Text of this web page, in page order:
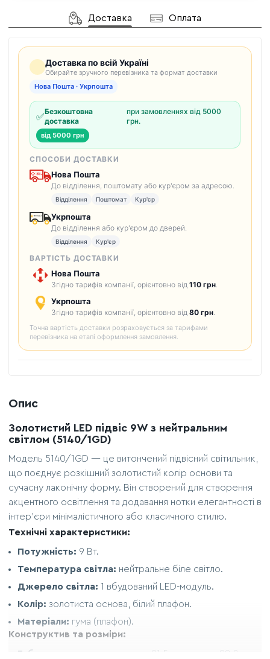
Доставка Оплата
Доставка по всій Україні
Обирайте зручного перевізника та формат доставки
Нова Пошта · Укрпошта
✅Безкоштовна
доставка
при замовленнях від 5000
грн.
від 5000 грн
СПОСОБИ ДОСТАВКИ
Нова Пошта
До відділення, поштомату або кур'єром за адресою.
Відділення Поштомат Кур'єр
Укрпошта
До відділення або кур'єром до дверей.
Відділення Кур'єр
ВАРТІСТЬ ДОСТАВКИ
Нова Пошта
Згідно тарифів компанії, орієнтовно від 110 грн
Укрпошта
Згідно тарифів компанії, орієнтовно від 80 грн
Точна вартість доставки розраховується за тарифами
перевізника на етапі оформлення замовлення.
Опис
Золотистий LED підвіс 9W з нейтральним
світлом (5140/1GD)
Модель 5140/1GD — це витончений підвісний світильник,
що поєднує розкішний золотистий колір основи та
сучасну лаконічну форму. Він створений для створення
акцентного освітлення та додавання нотки елегантності в
інтер'єри мінімалістичного або класичного стилю.
Технічні характеристики:
Потужність: 9 Вт.
Температура світла: нейтральне біле світло.
Джерело світла: 1 вбудований LED-модуль.
Колір: золотиста основа, білий плафон.
Матеріали: гума (плафон).
Конструктив та розміри:
Габарити елемента:
ширина 21,5 см, висота 22,8 см.